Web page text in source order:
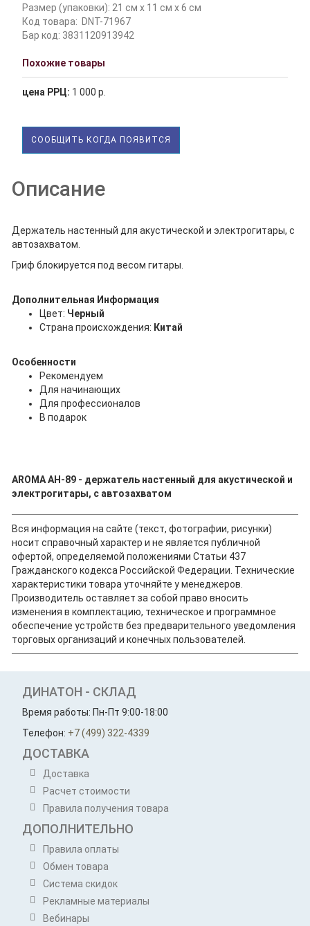
Размер (упаковки): 21 см x 11 см x 6 см
Код товара: DNT-71967
Бар код: 3831120913942
Похожие товары
цена РРЦ: 1 000 р.
СООБЩИТЬ КОГДА ПОЯВИТСЯ
Описание
Держатель настенный для акустической и электрогитары, с
автозахватом.
Гриф блокируется под весом гитары.
Дополнительная Информация
Цвет: Черный
Страна происхождения: Китай
Особенности
Рекомендуем
Для начинающих
Для профессионалов
В подарок
AROMA AH-89 - держатель настенный для акустической и
электрогитары, с автозахватом
Вся информация на сайте (текст, фотографии, рисунки)
носит справочный характер и не является публичной
офертой, определяемой положениями Статьи 437
Гражданского кодекса Российской Федерации. Технические
характеристики товара уточняйте у менеджеров.
Производитель оставляет за собой право вносить
изменения в комплектацию, техническое и программное
обеспечение устройств без предварительного уведомления
торговых организаций и конечных пользователей.
ДИНАТОН - СКЛАД
Время работы: Пн-Пт 9:00-18:00
Телефон: +7 (499) 322-4339
ДОСТАВКА
Доставка
Расчет стоимости
Правила получения товара
ДОПОЛНИТЕЛЬНО
Правила оплаты
Обмен товара
Система скидок
Рекламные материалы
Вебинары